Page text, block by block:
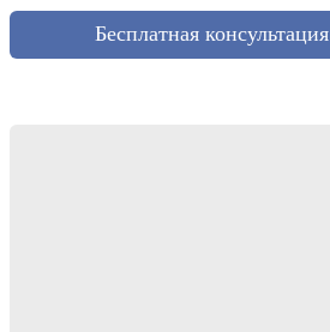
Бесплатная консультация